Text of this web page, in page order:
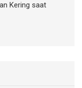
Kering saat